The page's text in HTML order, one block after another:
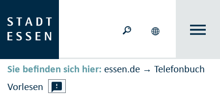
Sie befinden sich hier: essen.de → Telefonbuch
Vorlesen